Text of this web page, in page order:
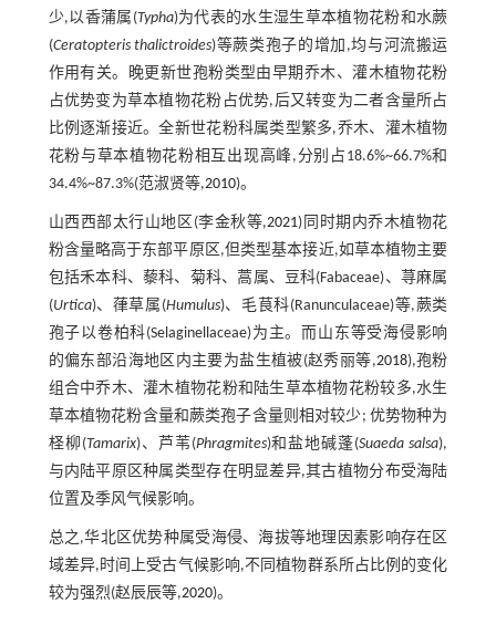
少,以香蒲属(Typha)为代表的水生湿生草本植物花粉和水蕨
(Ceratopteris thalictroides)等蕨类孢子的增加,均与河流搬运
作用有关。晚更新世孢粉类型由早期乔木、灌木植物花粉
占优势变为草本植物花粉占优势,后又转变为二者含量所占
比例逐渐接近。全新世花粉科属类型繁多,乔木、灌木植物
花粉与草本植物花粉相互出现高峰,分别占18.6%~66.7%和
34.4%~87.3%(范淑贤等,2010)。
山西西部太行山地区(李金秋等,2021)同时期内乔木植物花
粉含量略高于东部平原区,但类型基本接近,如草本植物主要
包括禾本科、藜科、菊科、蒿属、豆科(Fabaceae)、荨麻属
(Urtica)、葎草属(Humulus)、毛茛科(Ranunculaceae)等,蕨类
孢子以卷柏科(Selaginellaceae)为主。而山东等受海侵影响
的偏东部沿海地区内主要为盐生植被(赵秀丽等,2018),孢粉
组合中乔木、灌木植物花粉和陆生草本植物花粉较多,水生
草本植物花粉含量和蕨类孢子含量则相对较少; 优势物种为
柽柳(Tamarix)、芦苇(Phragmites)和盐地碱蓬(Suaeda salsa),
与内陆平原区种属类型存在明显差异,其古植物分布受海陆
位置及季风气候影响。
总之,华北区优势种属受海侵、海拔等地理因素影响存在区
域差异,时间上受古气候影响,不同植物群系所占比例的变化
较为强烈(赵辰辰等,2020)。